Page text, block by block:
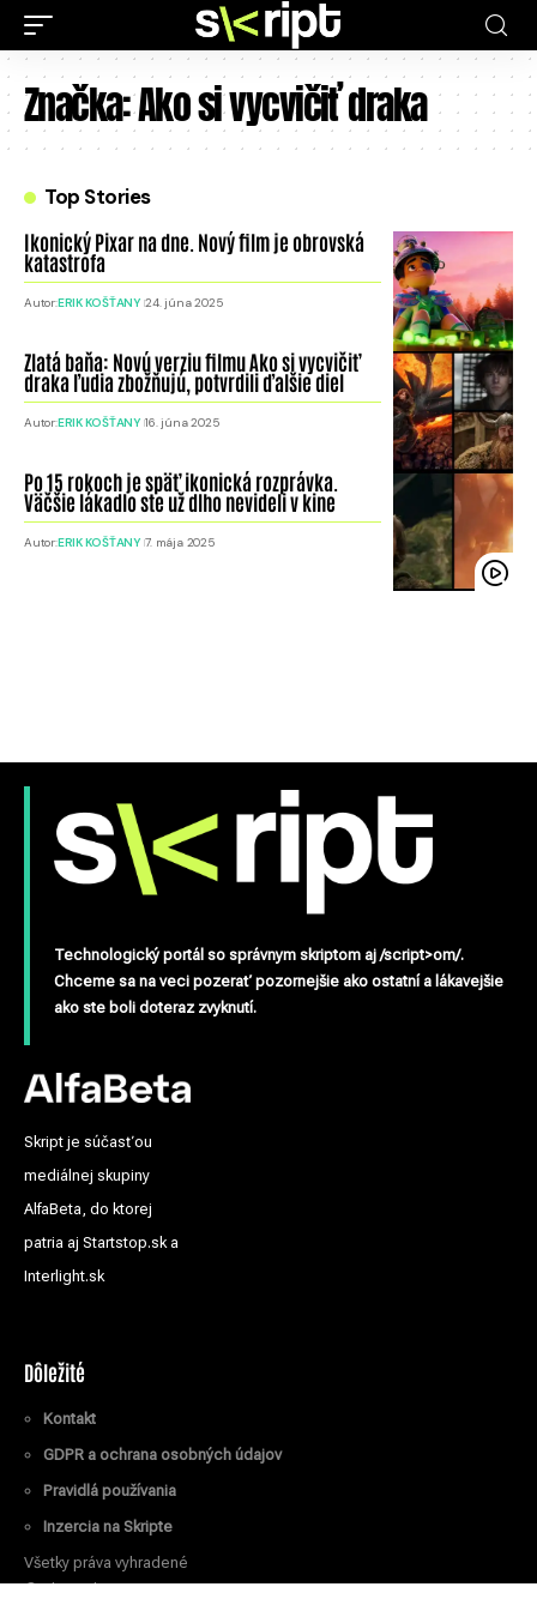
Značka:Ako si vycvičiť draka
Top Stories
Ikonický Pixar na dne. Nový film je obrovská
katastrofa
Autor:ERIK KOŠŤANY 24. júna 2025
Zlatá baňa: Novú verziu filmu Ako si vycvičiť
draka ľudia zbožňujú, potvrdili ďalšie diel
Autor:ERIK KOŠŤANY 16. júna 2025
Po 15 rokoch je späť ikonická rozprávka.
Väčšie lákadlo ste už dlho nevideli v kine
Autor:ERIK KOŠŤANY 7. mája 2025
Technologický portál so správnym skriptom aj /script>om/.
Chceme sa na veci pozerať pozornejšie ako ostatní a lákavejšie
ako ste boli doteraz zvyknutí.
Skript je súčasťou
mediálnej skupiny
AlfaBeta, do ktorej
patria aj Startstop.sk a
Interlight.sk
Dôležité
Kontakt
GDPR a ochrana osobných údajov
Pravidlá používania
Inzercia na Skripte
Všetky práva vyhradené
© Skript.sk